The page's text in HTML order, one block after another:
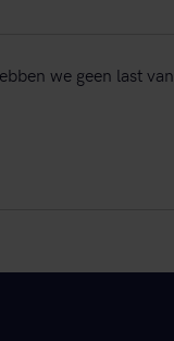
we geen last van